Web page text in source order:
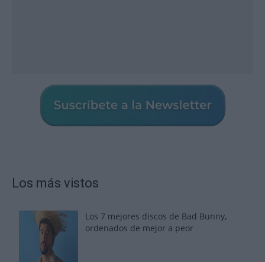
Los más vistos
Los 7 mejores discos de Bad Bunny,
ordenados de mejor a peor